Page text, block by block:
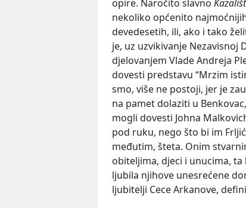
opire. Naročito slavno
nekoliko općenito
devedesetih, ili, ako i tako
je, uz uzvikivanje
djelovanjem Vlade Andreja
dovesti predstavu “Mrzim
smo, više ne postoji, jer je
na pamet dolaziti u
mogli dovesti Johna
pod ruku, nego što bi im
međutim, šteta. Onim
obiteljima, djeci i unucima,
ljubila njihove unesrećene
ljubitelji Cece Arkanove,